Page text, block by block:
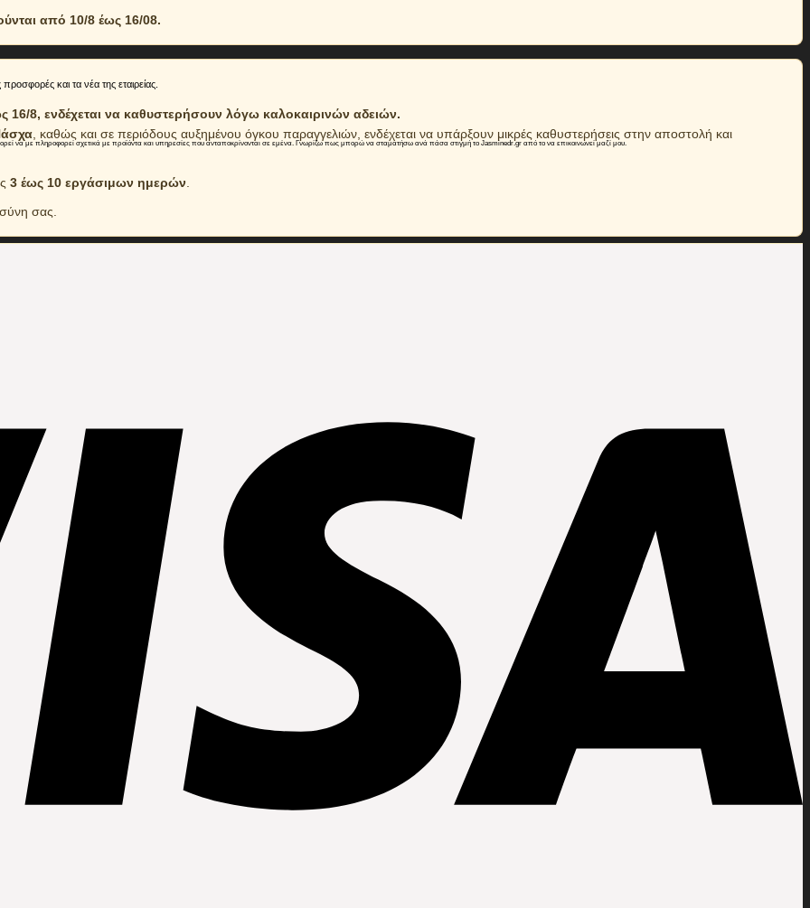
από 10/8 έως 16/08.
8, ενδέχεται να καθυστερήσουν λόγω καλοκαιρινών αδειών.
, καθώς και σε περιόδους αυξημένου όγκου παραγγελιών, ενδέχεται να υπάρξουν μικρές καθυστερήσεις στην αποστολή και
3 έως 10 εργάσιμων ημερών
σας.
και τα νέα της εταιρείας.
να με πληροφορεί σχετικά με προϊόντα και υπηρεσίες που ανταποκρίνονται σε εμένα. Γνωρίζω πως μπορώ να σταματήσω ανά πάσα στιγμή το Jasminedr.gr από το να επικοινωνεί μαζί μου.